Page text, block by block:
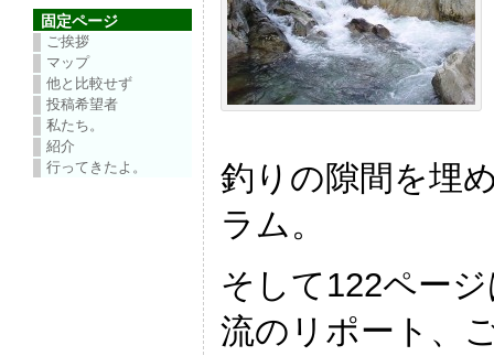
固定ページ
ご挨拶
マップ
他と比較せず
投稿希望者
私たち。
紹介
行ってきたよ。
釣りの隙間を埋
ラム。
そして122ペー
流のリポート、